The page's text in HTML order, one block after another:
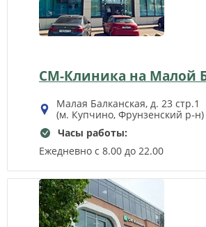
СМ-Клиника на Малой
Малая Балканская, д. 23 стр.1
(м. Купчино, Фрунзенский р‑н)
Часы работы:
Ежедневно с 8.00 до 22.00